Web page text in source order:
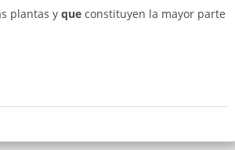
plantas y que constituyen la mayor parte